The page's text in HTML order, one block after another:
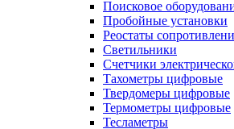
Поисковое
Пробойные установки
Реостаты
Светильники
Счетчики
Тахометры цифровые
Твердомеры цифровые
Термометры цифровые
Тесламетры